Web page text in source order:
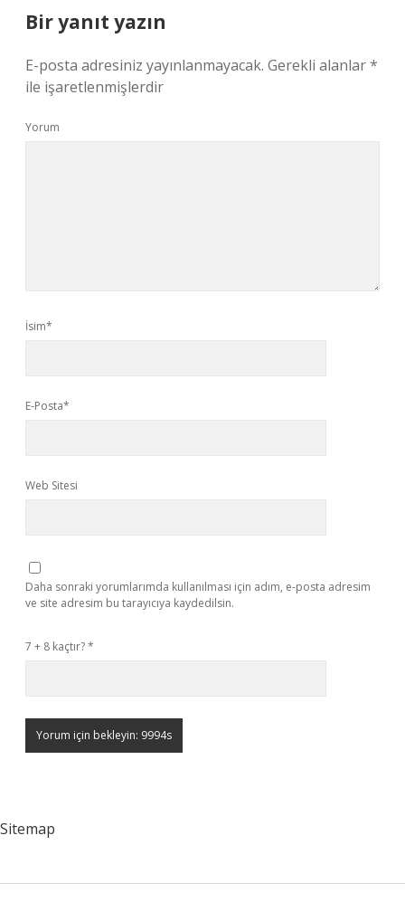
Bir yanıt yazın
E-posta adresiniz yayınlanmayacak. Gerekli alanlar*
ile işaretlenmişlerdir
Yorum
İsim*
E-Posta*
Web Sitesi
Daha sonraki yorumlarımda kullanılması için adım, e-posta adresim
ve site adresim bu tarayıcıya kaydedilsin.
7 + 8 kaçtır?*
Sitemap